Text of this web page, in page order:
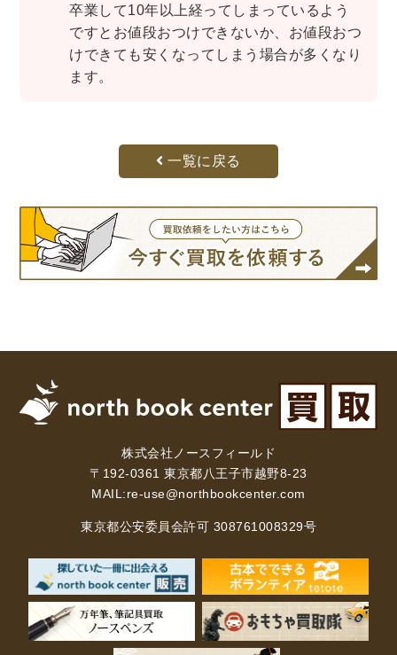
経済学・経済事情
経理・アカウンティング
金融・ファイナンス・投資
アート・建築・デザイン・音楽
他建築・芸術
住宅建築
写真 ・絵画 ・美術
建築家・建設・建築構造
彫刻・工芸
楽譜・スコア・音楽書
西洋の建築
理工書関係
農学
金属・鉱学
電気・通信
エネルギー
化学 地球科学・エコロジー
医学書・東洋医学書
歯学書・歯科衛生士 看護学書
眼科学
精神医学書
臨床医学一般
薬学書
針灸・漢方
リハビリテーション医学
伝統医学・東洋医学
基礎医学
小児科学
整形外科学
卒業して10年以上経ってしまっているよう
ですとお値段おつけできないか、お値段おつ
けできても安くなってしまう場合が多くなり
ます。
一覧に戻る
株式会社ノースフィールド
〒192-0361 東京都八王子市越野8-23
MAIL:re-use@northbookcenter.com
東京都公安委員会許可 308761008329号